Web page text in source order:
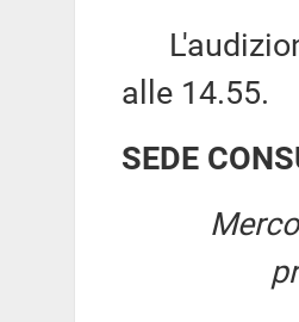
alle 14.55.
SEDE